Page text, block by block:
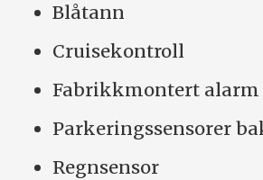
Blåtann
Cruisekontroll
Fabrikkmontert alarm
Parkeringssensorer
Regnsensor